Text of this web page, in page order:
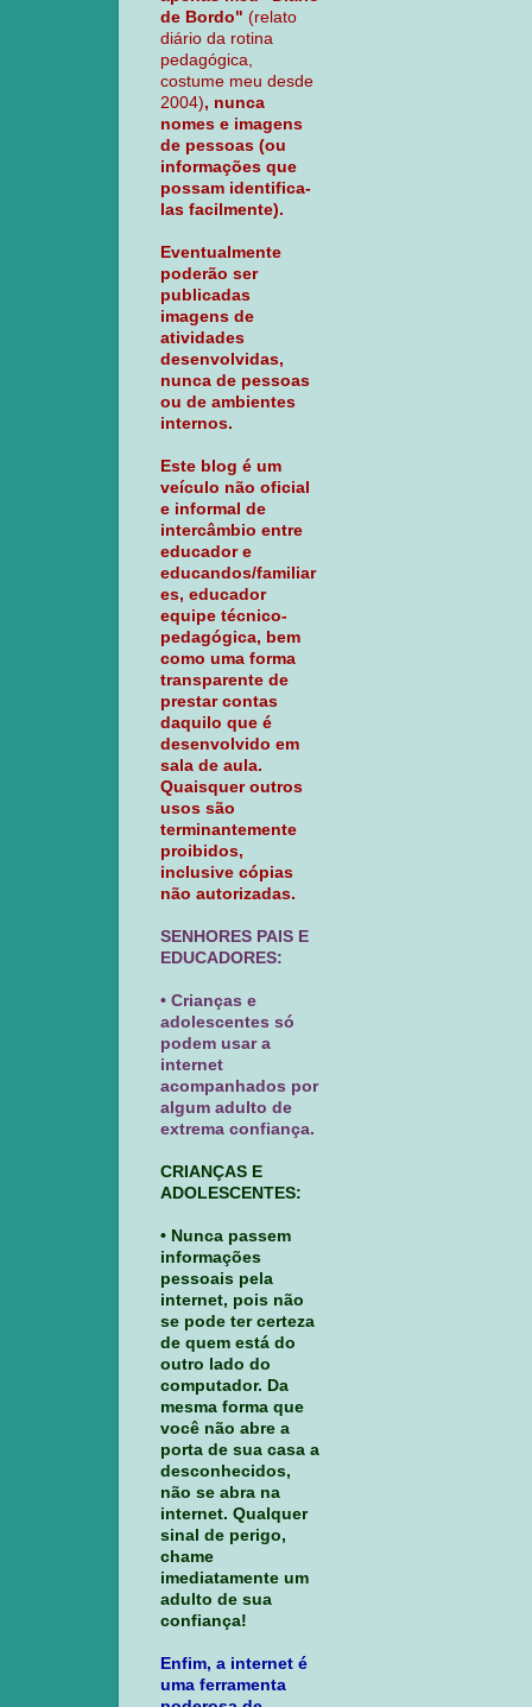
de Bordo" (relato
diário da rotina
pedagógica,
costume meu desde
2004), nunca
nomes e imagens
de pessoas (ou
informações que
possam identifica-
las facilmente).
Eventualmente
poderão ser
publicadas
imagens de
atividades
desenvolvidas,
nunca de pessoas
ou de ambientes
internos.
Este blog é um
veículo não oficial
e informal de
intercâmbio entre
educador e
educandos/familiar
es, educador
equipe técnico-
pedagógica, bem
como uma forma
transparente de
prestar contas
daquilo que é
desenvolvido em
sala de aula.
Quaisquer outros
usos são
terminantemente
proibidos,
inclusive cópias
não autorizadas.
SENHORES PAIS E
EDUCADORES:
• Crianças e
adolescentes só
podem usar a
internet
acompanhados por
algum adulto de
extrema confiança.
CRIANÇAS E
ADOLESCENTES:
• Nunca passem
informações
pessoais pela
internet, pois não
se pode ter certeza
de quem está do
outro lado do
computador. Da
mesma forma que
você não abre a
porta de sua casa a
desconhecidos,
não se abra na
internet. Qualquer
sinal de perigo,
chame
imediatamente um
adulto de sua
confiança!
Enfim, a internet é
uma ferramenta